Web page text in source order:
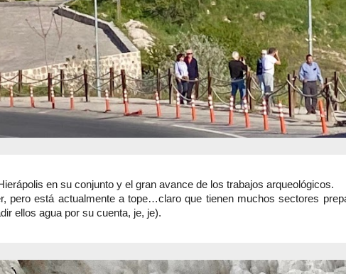
en su conjunto y el gran avance de los trabajos arqueológicos.
pero está actualmente a tope…claro que tienen muchos sectores
ellos agua por su cuenta, je, je).